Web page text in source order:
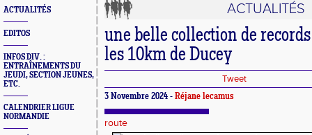
ACTUALITÉS
EDITOS
INFOS DIV. :
ENTRAÎNEMENTS DU
JEUDI, SECTION JEUNES,
ETC.
CALENDRIER LIGUE
NORMANDIE
ACTUALITÉS
une belle collection de
les 10km de Ducey
Tweet
3 Novembre 2024 - Réjane lecamus
route